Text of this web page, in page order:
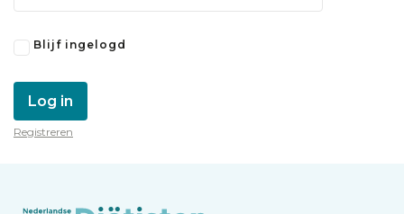
Blijf ingelogd
Log in
Registreren